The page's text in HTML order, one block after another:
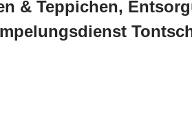
& Teppichen,